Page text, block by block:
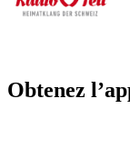
Obtenez